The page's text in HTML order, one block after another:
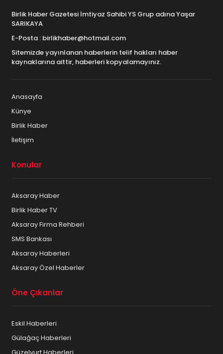
Birlik Haber Gazetesi İmtiyaz Sahibi YS Grup adına Yaşar
SARIKAYA
E-Posta : birlikhaber@hotmail.com
Sitemizde yayınlanan haberlerin telif hakları haber
kaynaklarına aittir, haberleri kopyalamayınız.
Anasayfa
Künye
Birlik Haber
İletişim
Konular
Aksaray Haber
Birlik Haber TV
Aksaray Firma Rehberi
SMS Bankası
Aksaray Haberleri
Aksaray Özel Haberler
Öne Çıkanlar
Eskil Haberleri
Gülağaç Haberleri